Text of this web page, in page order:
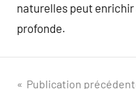
naturelles peut
profonde.
Publication